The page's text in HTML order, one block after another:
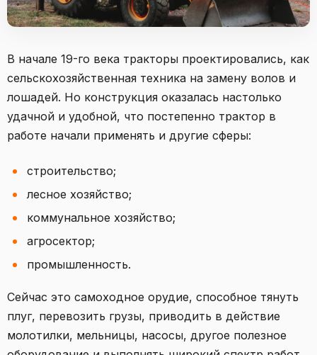
В начале 19-го века тракторы проектировались, как
сельскохозяйственная техника на замену волов и
лошадей. Но конструкция оказалась настолько
удачной и удобной, что постепенно трактор в
работе начали применять и другие сферы:
строительство;
лесное хозяйство;
коммунальное хозяйство;
агросектор;
промышленность.
Сейчас это самоходное орудие, способное тянуть
плуг, перевозить грузы, приводить в действие
молотилки, мельницы, насосы, другое полезное